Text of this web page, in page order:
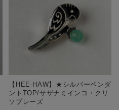
【HEE-HAW】★シルバーペンダ
ントTOP/サザナミインコ・クリ
ソプレーズ